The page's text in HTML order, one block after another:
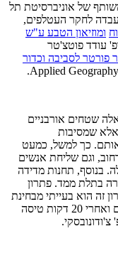
של אוניברסיטת תל
לחקר העטלפים,
ומוזיאון הטבע ע"ש
עודד פוטצ'טר
פורטר לסביבה וכדור
שטחים אורבניים
שמסיבות
אותם. כך למשל, כמעט
וגם שליחת אנשים
בנוסף, תחנות מדידה
בתלת ממד. פתרון
זה הוא בעייתי מבחינת
אישורי תעופה להטיס רחפנים באזורים עירוניים ואחרי 20 דקות טיסה